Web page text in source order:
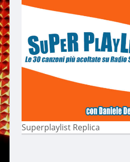
Superplaylist Replica